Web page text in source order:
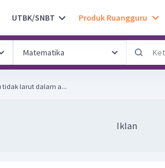
UTBK/SNBT Produk Ruangguru
tidak larut dalam a...
Iklan